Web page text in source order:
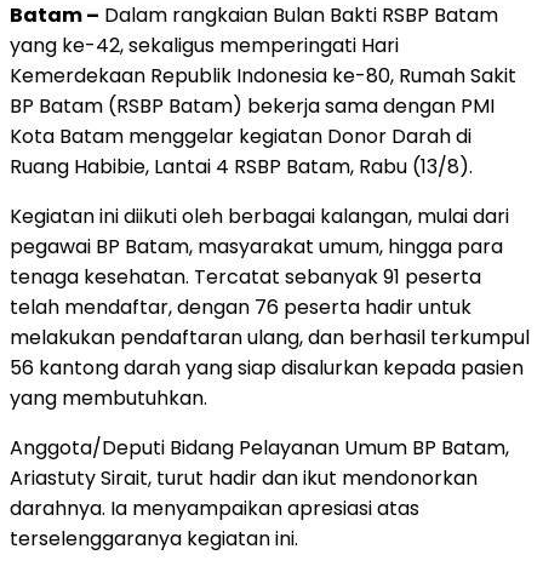
Batam – Dalam rangkaian Bulan Bakti RSBP Batam
yang ke-42, sekaligus memperingati Hari
Kemerdekaan Republik Indonesia ke-80, Rumah Sakit
BP Batam (RSBP Batam) bekerja sama dengan PMI
Kota Batam menggelar kegiatan Donor Darah di
Ruang Habibie, Lantai 4 RSBP Batam, Rabu (13/8).
Kegiatan ini diikuti oleh berbagai kalangan, mulai dari
pegawai BP Batam, masyarakat umum, hingga para
tenaga kesehatan. Tercatat sebanyak 91 peserta
telah mendaftar, dengan 76 peserta hadir untuk
melakukan pendaftaran ulang, dan berhasil terkumpul
56 kantong darah yang siap disalurkan kepada pasien
yang membutuhkan.
Anggota/Deputi Bidang Pelayanan Umum BP Batam,
Ariastuty Sirait, turut hadir dan ikut mendonorkan
darahnya. Ia menyampaikan apresiasi atas
terselenggaranya kegiatan ini.